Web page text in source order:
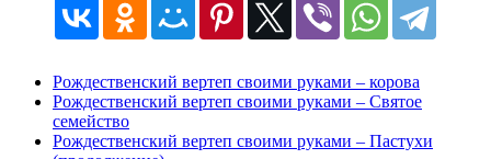
Рождественский вертеп своими руками – корова
Рождественский вертеп своими руками – Святое
семейство
Рождественский вертеп своими руками – Пастухи